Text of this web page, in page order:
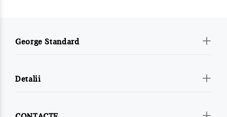
George Standard
Detalii